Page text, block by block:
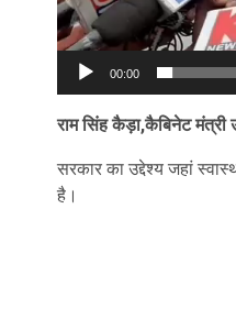
00:00
राम सिंह कैड़ा,कैबिनेट मंत्री
सरकार का उद्देश्य जहां
है।